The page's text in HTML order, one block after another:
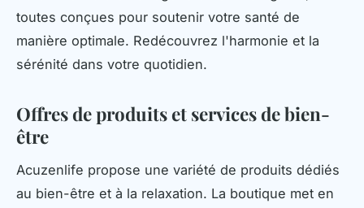
toutes conçues pour soutenir votre santé de
manière optimale. Redécouvrez l'harmonie et la
sérénité dans votre quotidien.
Offres de produits et services de bien-
être
Acuzenlife propose une variété de produits dédiés
au bien-être et à la relaxation. La boutique met en